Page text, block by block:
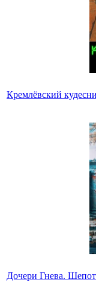
Кремлёвский
Дочери Гнева.